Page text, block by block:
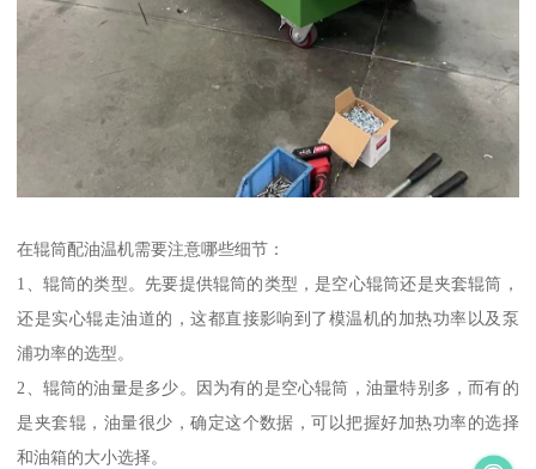
在辊筒配油温机需要注意哪些细节：
1、辊筒的类型。先要提供辊筒的类型，是空心辊筒还是夹套辊筒，
还是实心辊走油道的，这都直接影响到了模温机的加热功率以及泵
浦功率的选型。
2、辊筒的油量是多少。因为有的是空心辊筒，油量特别多，而有的
是夹套辊，油量很少，确定这个数据，可以把握好加热功率的选择
和油箱的大小选择。